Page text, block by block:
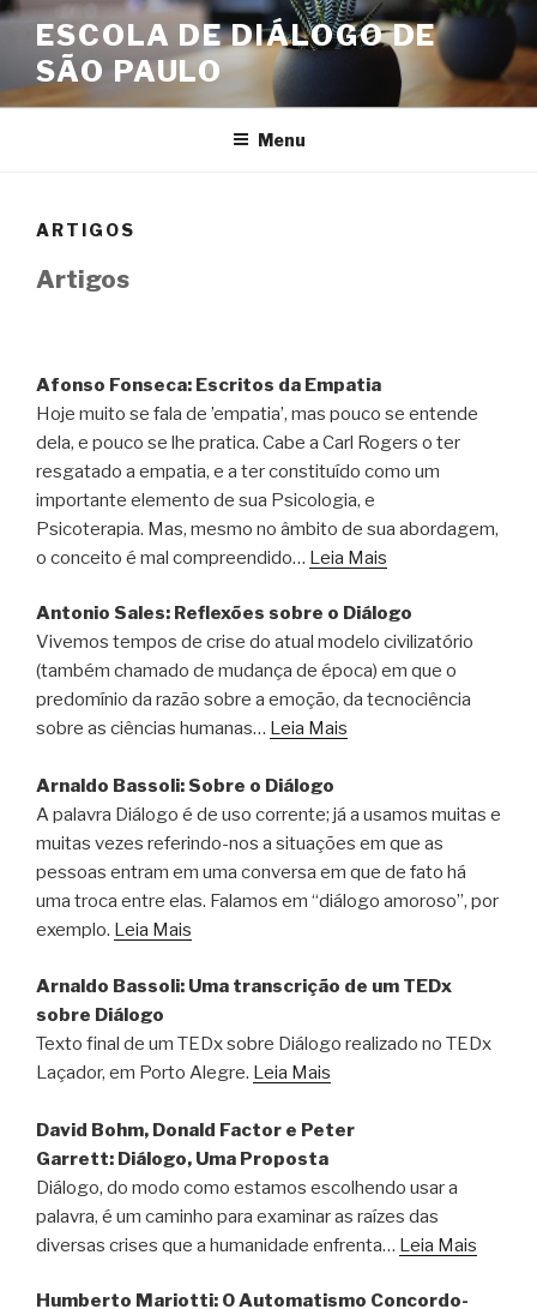
Skip
content
ESCOLA DE DIÁLOGO DE
SÃO PAULO
Menu
ARTIGOS
Artigos
Afonso Fonseca: Escritos da Empatia
Hoje muito se fala de ’empatia’, mas pouco se entende
dela, e pouco se lhe pratica. Cabe a Carl Rogers o ter
resgatado a empatia, e a ter constituído como um
importante elemento de sua Psicologia, e
Psicoterapia. Mas, mesmo no âmbito de sua abordagem,
o conceito é mal compreendido… Leia Mais
Antonio Sales: Reflexões sobre o Diálogo
Vivemos tempos de crise do atual modelo civilizatório
(também chamado de mudança de época) em que o
predomínio da razão sobre a emoção, da tecnociência
sobre as ciências humanas… Leia Mais
Arnaldo Bassoli: Sobre o Diálogo
A palavra Diálogo é de uso corrente; já a usamos muitas e
muitas vezes referindo-nos a situações em que as
pessoas entram em uma conversa em que de fato há
uma troca entre elas. Falamos em “diálogo amoroso”, por
exemplo. Leia Mais
Arnaldo Bassoli: Uma transcrição de um TEDx
sobre Diálogo
Texto final de um TEDx sobre Diálogo realizado no TEDx
Laçador, em Porto Alegre. Leia Mais
David Bohm, Donald Factor e Peter
Garrett: Diálogo, Uma Proposta
Diálogo, do modo como estamos escolhendo usar a
palavra, é um caminho para examinar as raízes das
diversas crises que a humanidade enfrenta… Leia Mais
Humberto Mariotti: O Automatismo Concordo-